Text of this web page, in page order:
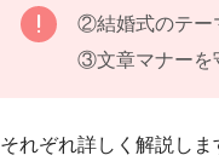
②結婚式のテー
③文章マナーを
それぞれ詳しく解説しま